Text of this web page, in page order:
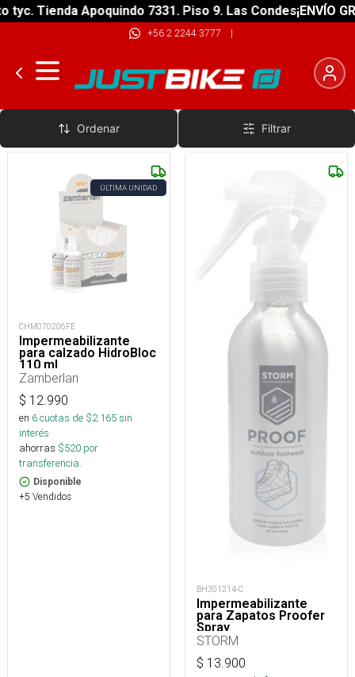
Tienda Apoquindo 7331. Piso 9. Las Condes¡ENVÍO
+56 2 2244 3777 |
Impermeabilizantes
Ordenar Filtrar
ÚLTIMA UNIDAD
CHM070206FE
Impermeabilizante
para calzado HidroBloc
110 ml
Zamberlan
$ 12.990
en 6cuotas de $2.165sin
interés
ahorras $520 por
transferencia.
Disponible
+5 Vendidos
BH301214-C
Impermeabilizante
para Zapatos Proofer
Spray
STORM
$ 13.900